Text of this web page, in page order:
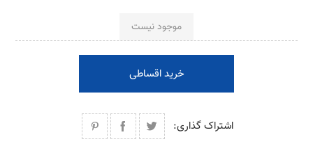
موجود نیست
خرید اقساطی
اشتراک گذاری: